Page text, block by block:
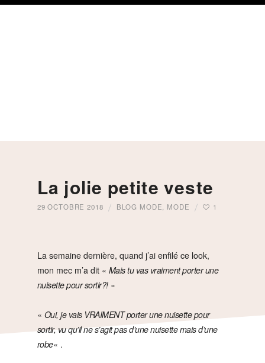
La jolie petite veste
29 OCTOBRE 2018 BLOG MODE MODE 1
La semaine dernière, quand j’ai enfilé ce look,
mon mec m’a dit « Mais tu vas vraiment porter une
nuisette pour sortir?!»
« Oui, je vais VRAIMENT porter une nuisette pour
sortir, vu qu’il ne s’agit pas d’une nuisette mais d’une
robe« .